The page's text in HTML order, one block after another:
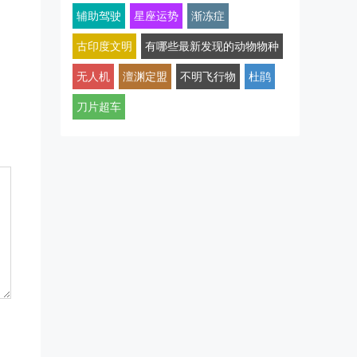
辅助驾驶 星座运势 渐冻症
古印度文明 有哪些最新发现的动物物种
无人机 澶渊定盟 不明飞行物 杜鹃
刀片超车